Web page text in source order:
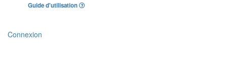
Guide d'utilisation
Connexion